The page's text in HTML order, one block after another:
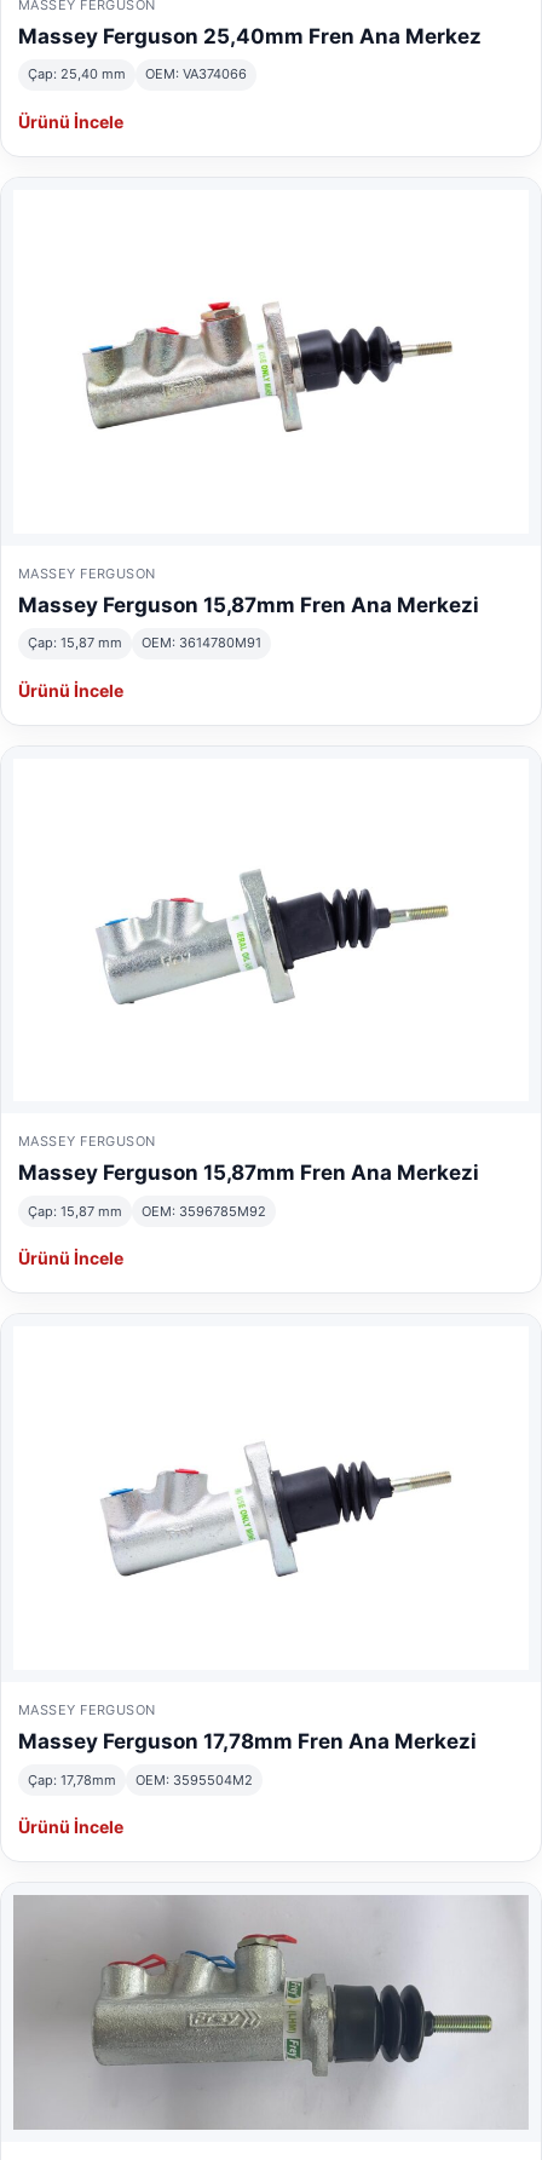
MASSEY FERGUSON
Massey Ferguson 25,40mm Fren Ana Merkez
Çap: 25,40 mm OEM: VA374066
Ürünü İncele
MASSEY FERGUSON
Massey Ferguson 15,87mm Fren Ana Merkezi
Çap: 15,87 mm OEM: 3614780M91
Ürünü İncele
MASSEY FERGUSON
Massey Ferguson 15,87mm Fren Ana Merkezi
Çap: 15,87 mm OEM: 3596785M92
Ürünü İncele
MASSEY FERGUSON
Massey Ferguson 17,78mm Fren Ana Merkezi
Çap: 17,78mm OEM: 3595504M2
Ürünü İncele